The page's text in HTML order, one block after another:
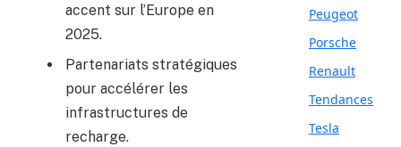
accent sur l’Europe en
2025.
Partenariats stratégiques
pour accélérer les
infrastructures de
recharge.
Peugeot
Porsche
Renault
Tendances
Tesla